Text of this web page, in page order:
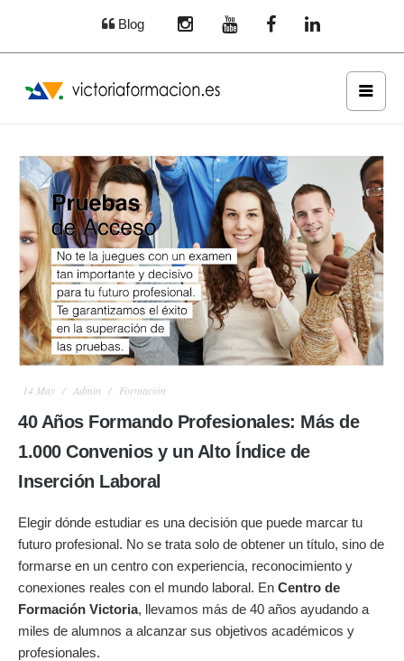
Blog
14 May Admin Formación
40 Años Formando Profesionales: Más de
1.000 Convenios y un Alto Índice de
Inserción Laboral
Elegir dónde estudiar es una decisión que puede marcar tu
futuro profesional. No se trata solo de obtener un título, sino de
formarse en un centro con experiencia, reconocimiento y
conexiones reales con el mundo laboral. En Centro de
Formación Victoria, llevamos más de 40 años ayudando a
miles de alumnos a alcanzar sus objetivos académicos y
profesionales.